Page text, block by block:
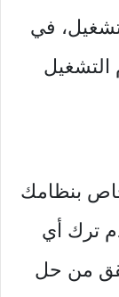
في
التشغيل
بنظامك
ترك أي
من حل